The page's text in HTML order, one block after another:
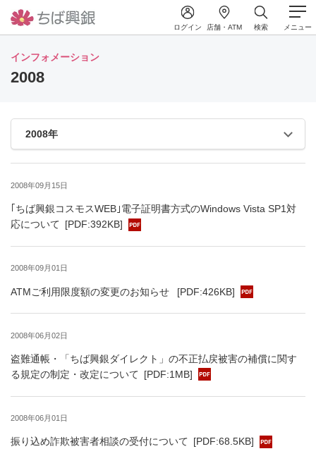
ログイン 店舗・ATM 検索 メニュー
インフォメーション
2008
2008年09月15日
｢ちば興銀コスモスWEB｣電子証明書方式のWindows Vista SP1対
応について [PDF:392KB]
2008年09月01日
ATMご利用限度額の変更のお知らせ [PDF:426KB]
2008年06月02日
盗難通帳・「ちば興銀ダイレクト」の不正払戻被害の補償に関す
る規定の制定・改定について [PDF:1MB]
2008年06月01日
振り込め詐欺被害者相談の受付について [PDF:68.5KB]